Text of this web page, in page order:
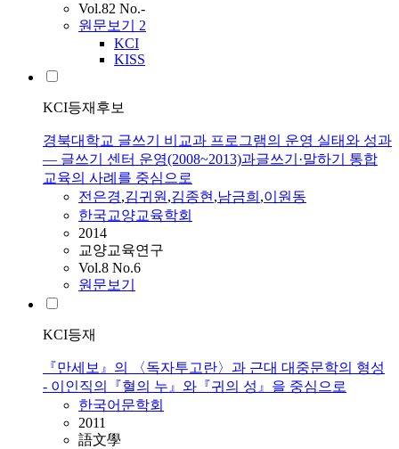
Vol.82 No.-
원문보기 2
KCI
KISS
KCI등재후보
경북대학교 글쓰기 비교과 프로그램의 운영 실태와 성과
― 글쓰기 센터 운영(2008~2013)과글쓰기·말하기 통합
교육의 사례를 중심으로
전은경,김귀원,김종현,남금희 ,이원동
한국교양교육학회
2014
교양교육연구
Vol.8 No.6
원문보기
KCI등재
『만세보』의 〈독자투고란〉과 근대 대중문학의 형성
- 이인직의『혈의 누』와『귀의 성』을 중심으로
한국어문학회
2011
語文學